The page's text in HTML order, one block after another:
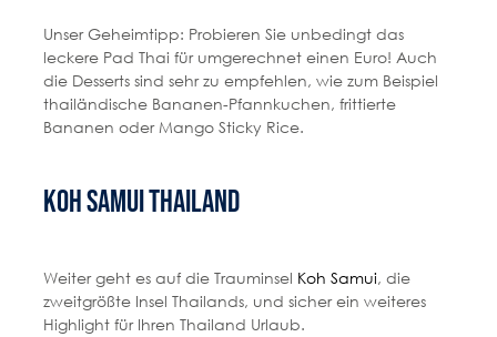
Unser Geheimtipp: Probieren Sie unbedingt das
leckere Pad Thai für umgerechnet einen Euro! Auch
die Desserts sind sehr zu empfehlen, wie zum Beispiel
thailändische Bananen-Pfannkuchen, frittierte
Bananen oder Mango Sticky Rice.
Koh Samui Thailand
Weiter geht es auf die Trauminsel Koh Samui, die
zweitgrößte Insel Thailands, und sicher ein weiteres
Highlight für Ihren Thailand Urlaub.